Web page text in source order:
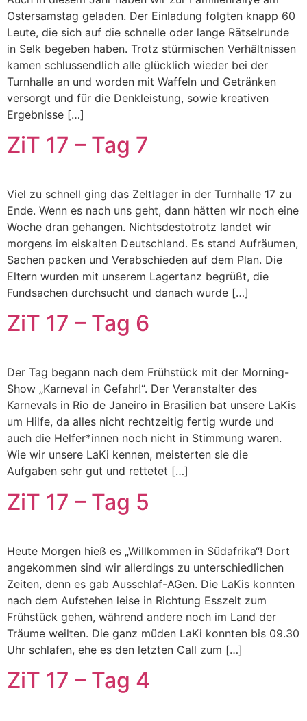
Ostersamstag geladen. Der Einladung folgten knapp 60
Leute, die sich auf die schnelle oder lange Rätselrunde
in Selk begeben haben. Trotz stürmischen Verhältnissen
kamen schlussendlich alle glücklich wieder bei der
Turnhalle an und worden mit Waffeln und Getränken
versorgt und für die Denkleistung, sowie kreativen
Ergebnisse […]
ZiT 17 – Tag 7
Viel zu schnell ging das Zeltlager in der Turnhalle 17 zu
Ende. Wenn es nach uns geht, dann hätten wir noch eine
Woche dran gehangen. Nichtsdestotrotz landet wir
morgens im eiskalten Deutschland. Es stand Aufräumen,
Sachen packen und Verabschieden auf dem Plan. Die
Eltern wurden mit unserem Lagertanz begrüßt, die
Fundsachen durchsucht und danach wurde […]
ZiT 17 – Tag 6
Der Tag begann nach dem Frühstück mit der Morning-
Show „Karneval in Gefahr!“. Der Veranstalter des
Karnevals in Rio de Janeiro in Brasilien bat unsere LaKis
um Hilfe, da alles nicht rechtzeitig fertig wurde und
auch die Helfer*innen noch nicht in Stimmung waren.
Wie wir unsere LaKi kennen, meisterten sie die
Aufgaben sehr gut und rettetet […]
ZiT 17 – Tag 5
Heute Morgen hieß es „Willkommen in Südafrika“! Dort
angekommen sind wir allerdings zu unterschiedlichen
Zeiten, denn es gab Ausschlaf-AGen. Die LaKis konnten
nach dem Aufstehen leise in Richtung Esszelt zum
Frühstück gehen, während andere noch im Land der
Träume weilten. Die ganz müden LaKi konnten bis 09.30
Uhr schlafen, ehe es den letzten Call zum […]
ZiT 17 – Tag 4